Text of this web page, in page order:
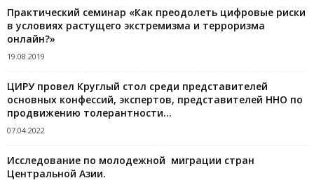
Практический семинар «Как преодолеть цифровые риски
в условиях растущего экстремизма и терроризма
онлайн?»
19.08.2019
ЦИРУ провел Круглый стол среди представителей
основных конфессий, экспертов, представителей ННО по
продвижению толерантности...
07.04.2022
Исследование по молодежной миграции стран
Центральной Азии.